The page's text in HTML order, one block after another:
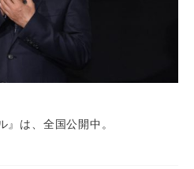
』は、全国公開中。